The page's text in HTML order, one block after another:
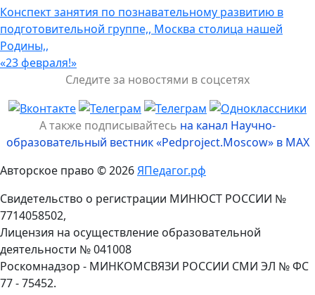
Навигация
по
записям
Конспект занятия по познавательному развитию в
подготовительной группе,, Москва столица нашей
Родины,,
«23 февраля!»
Следите за новостями в соцсетях
А также подписывайтесь на канал Научно-
образовательный вестник «Pedproject.Moscow» в MAX
Авторское право © 2026ЯПедагог.рф
Свидетельство о регистрации МИНЮСТ РОССИИ №
7714058502,
Лицензия на осуществление образовательной
деятельности № 041008
Роскомнадзор - МИНКОМСВЯЗИ РОССИИ СМИ ЭЛ № ФС
77 - 75452.